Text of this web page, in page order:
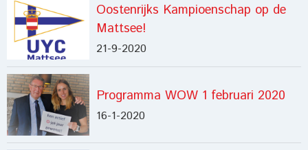
Oostenrijks Kampioenschap op de
Mattsee!
21-9-2020
Programma WOW 1 februari 2020
16-1-2020